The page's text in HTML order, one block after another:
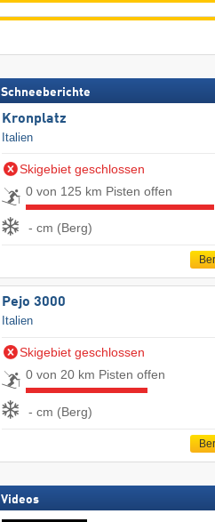
Schneeberichte
Kronplatz
Italien
Skigebiet geschlossen
0 von 125 km Pisten offen
- cm (Berg)
Pejo 3000
Italien
Skigebiet geschlossen
0 von 20 km Pisten offen
- cm (Berg)
Videos